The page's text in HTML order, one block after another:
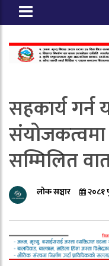
सहकार्य गर्न
संयोजकत्वमा
सम्मिलित
लोक सञ्चार २०८१